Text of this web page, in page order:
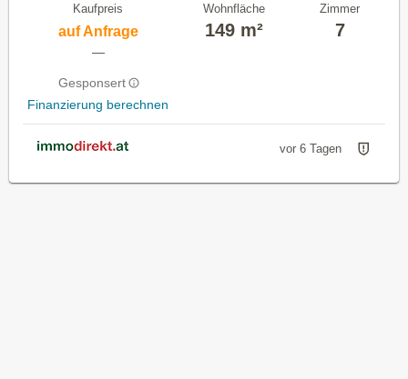
Kaufpreis
auf Anfrage
—
Gesponsert
Finanzierung berechnen
Wohnfläche
149 m²
Zimmer
7
vor 6 Tagen